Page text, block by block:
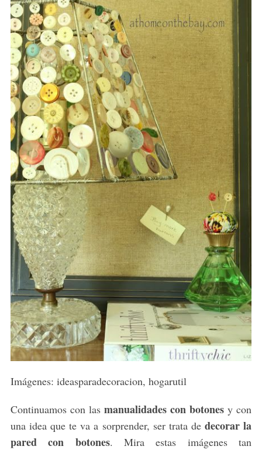
Imágenes: ideasparadecoracion, hogarutil
Continuamos con las manualidades con botones y con
una idea que te va a sorprender, ser trata de decorar la
pared con botones. Mira estas imágenes tan